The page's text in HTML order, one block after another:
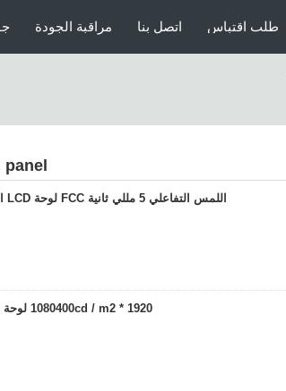
مراقبة الجودة اتصل بنا طلب اقتباس
اللمس التفاعلي 5 مللي ثانية FCC لوحة LCD الشفافة 4K 4096 × 4096
1920 * 1080400cd / m2 لوحة LCD شفافة 178º للعرض